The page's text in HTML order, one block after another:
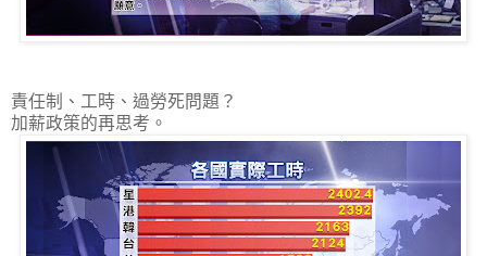
責任制、工時、過勞死問題？
加薪政策的再思考。